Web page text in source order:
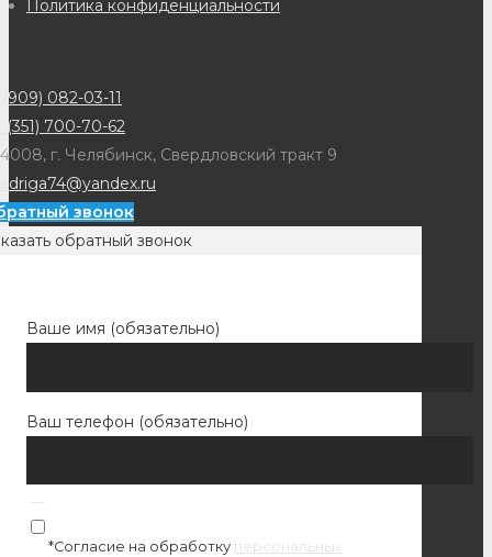
Политика конфиденциальности
082-03-11
(351) 700-70-62
г. Челябинск, Свердловский тракт 9
звонок
обратный звонок
Ваше имя (обязательно)
Ваш телефон (обязательно)
*Согласие на обработку персональных